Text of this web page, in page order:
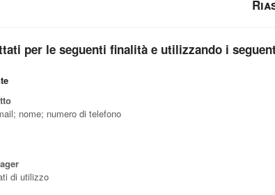
per le seguenti finalità e utilizzando i
nome; numero di telefono
di utilizzo